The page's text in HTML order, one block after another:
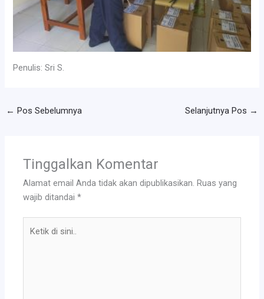
Penulis: Sri S.
← Pos Sebelumnya Selanjutnya Pos →
Tinggalkan Komentar
Alamat email Anda tidak akan dipublikasikan. Ruas yang
wajib ditandai*